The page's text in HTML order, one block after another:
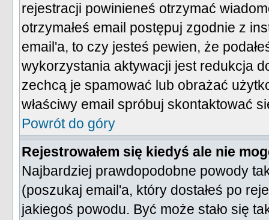
rejestracji powinieneś otrzymać
otrzymałeś email postępuj zgodnie z
email'a, to czy jesteś pewien, że
wykorzystania aktywacji jest redukcja
zechcą je spamować lub obrażać
właściwy email spróbuj skontaktować
Powrót do góry
Rejestrowałem się kiedyś ale nie
Najbardziej prawdopodobne powody
(poszukaj email'a, który dostałeś po
jakiegoś powodu. Być może stało się